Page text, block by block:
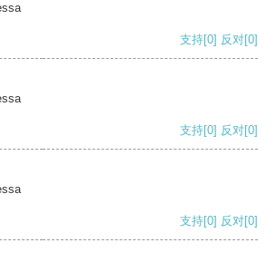
支持[0] 反对[0]
支持[0] 反对[0]
支持[0] 反对[0]